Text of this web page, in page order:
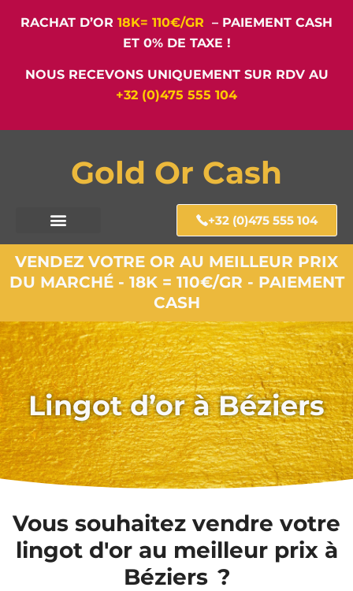
RACHAT D’OR 18K= 110€/GR – PAIEMENT CASH
ET 0% DE TAXE !
NOUS RECEVONS UNIQUEMENT SUR RDV AU
+32 (0)475 555 104
Gold Or Cash
+32 (0)475 555 104
VENDEZ VOTRE OR AU MEILLEUR PRIX
DU MARCHÉ - 18K = 110€/GR - PAIEMENT
CASH
Lingot d’or à Béziers
Vous souhaitez vendre votre
lingot d'or au meilleur prix à
Béziers ?